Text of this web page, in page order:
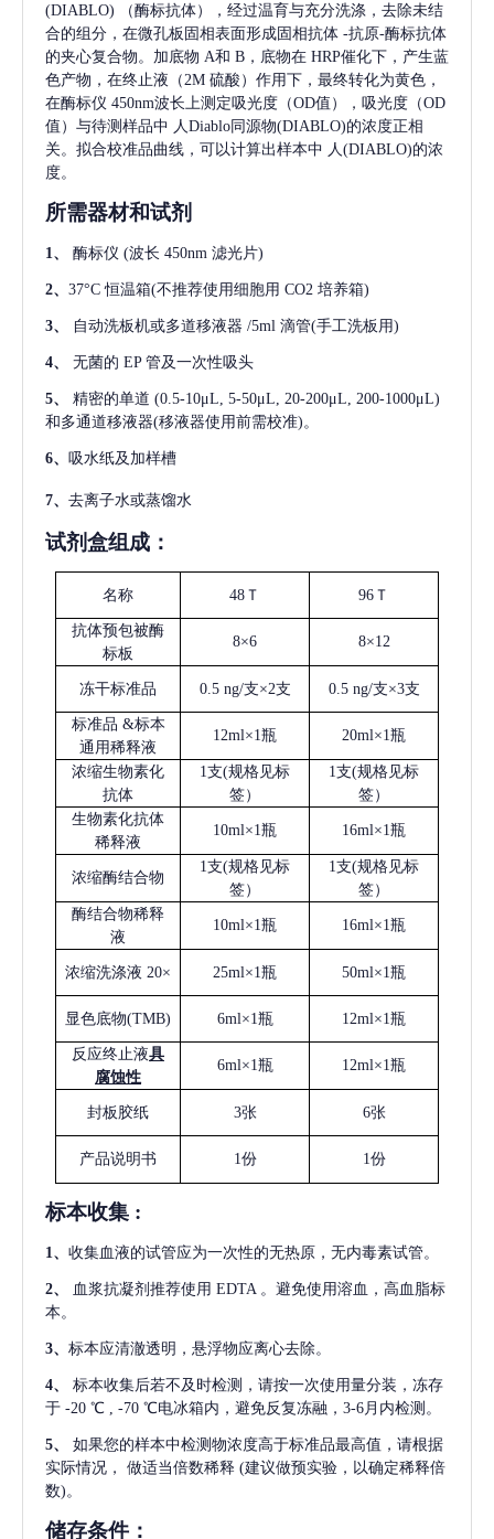
(DIABLO)
（酶标抗体），经过温育与充分洗涤，去除未结
合的组分，在微孔板固相表面形成固相抗体 -抗原-酶标抗体
的夹心复合物。加底物 A和 B，底物在 HRP催化下，产生蓝
色产物，在终止液（2M 硫酸）作用下，最终转化为黄色，
在酶标仪 450nm波长上测定吸光度（OD值），吸光度（OD
值）与待测样品中 人Diablo同源物(DIABLO)的浓度正相
关。拟合校准品曲线，可以计算出样本中 人(DIABLO)的浓
度。
所需器材和试剂
1、 酶标仪 (波长 450nm 滤光片)
2、 37°C 恒温箱(不推荐使用细胞用 CO2 培养箱)
3、 自动洗板机或多道移液器 /5ml 滴管(手工洗板用)
4、 无菌的 EP 管及一次性吸头
5、 精密的单道 (0.5-10μL, 5-50μL, 20-200μL, 200-1000μL)
和多通道移液器(移液器使用前需校准)。
6、 吸水纸及加样槽
7、 去离子水或蒸馏水
试剂盒组成：
名称 48Ｔ 96Ｔ
抗体预包被酶
标板
8×6 8×12
冻干标准品 0.5 ng/支×2支 0.5 ng/支×3支
标准品 &标本
通用稀释液
12ml×1瓶 20ml×1瓶
浓缩生物素化
抗体
1支(规格见标
签）
1支(规格见标
签）
生物素化抗体
稀释液
10ml×1瓶 16ml×1瓶
浓缩酶结合物
1支(规格见标
签）
1支(规格见标
签）
酶结合物稀释
液
10ml×1瓶 16ml×1瓶
浓缩洗涤液 20× 25ml×1瓶 50ml×1瓶
显色底物(TMB) 6ml×1瓶 12ml×1瓶
反应终止液具
腐蚀性
6ml×1瓶 12ml×1瓶
封板胶纸 3张 6张
产品说明书 1份 1份
标本收集 :
1 、 收集血液的试管应为一次性的无热原，无内毒素试管。
2、 血浆抗凝剂推荐使用 EDTA 。避免使用溶血，高血脂标
本。
3、 标本应清澈透明，悬浮物应离心去除。
4、
标本收集后若不及时检测，请按一次使用量分装，冻存
于 -20 ℃ , -70 ℃电冰箱内，避免反复冻融，3-6月内检测。
5、
如果您的样本中检测物浓度高于标准品最高值，请根据
实际情况，
做适当倍数稀释 (建议做预实验，以确定稀释倍
数)。
储存条件：